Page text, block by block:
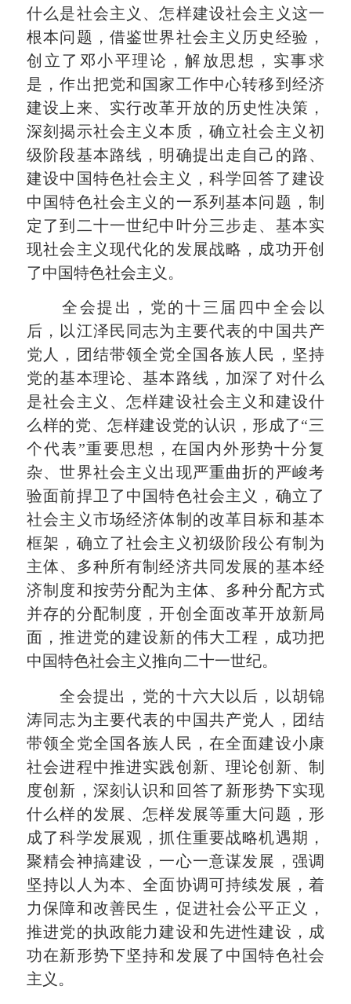
什么是社会主义、怎样建设社会主义这一
根本问题，借鉴世界社会主义历史经验，
创立了邓小平理论，解放思想，实事求
是，作出把党和国家工作中心转移到经济
建设上来、实行改革开放的历史性决策，
深刻揭示社会主义本质，确立社会主义初
级阶段基本路线，明确提出走自己的路、
建设中国特色社会主义，科学回答了建设
中国特色社会主义的一系列基本问题，制
定了到二十一世纪中叶分三步走、基本实
现社会主义现代化的发展战略，成功开创
了中国特色社会主义。
全会提出，党的十三届四中全会以
后，以江泽民同志为主要代表的中国共产
党人，团结带领全党全国各族人民，坚持
党的基本理论、基本路线，加深了对什么
是社会主义、怎样建设社会主义和建设什
么样的党、怎样建设党的认识，形成了“三
个代表”重要思想，在国内外形势十分复
杂、世界社会主义出现严重曲折的严峻考
验面前捍卫了中国特色社会主义，确立了
社会主义市场经济体制的改革目标和基本
框架，确立了社会主义初级阶段公有制为
主体、多种所有制经济共同发展的基本经
济制度和按劳分配为主体、多种分配方式
并存的分配制度，开创全面改革开放新局
面，推进党的建设新的伟大工程，成功把
中国特色社会主义推向二十一世纪。
全会提出，党的十六大以后，以胡锦
涛同志为主要代表的中国共产党人，团结
带领全党全国各族人民，在全面建设小康
社会进程中推进实践创新、理论创新、制
度创新，深刻认识和回答了新形势下实现
什么样的发展、怎样发展等重大问题，形
成了科学发展观，抓住重要战略机遇期，
聚精会神搞建设，一心一意谋发展，强调
坚持以人为本、全面协调可持续发展，着
力保障和改善民生，促进社会公平正义，
推进党的执政能力建设和先进性建设，成
功在新形势下坚持和发展了中国特色社会
主义。